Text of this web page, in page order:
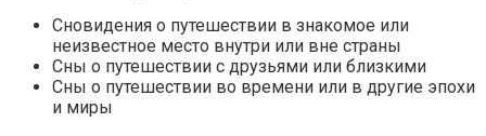
Сновидения о путешествии в знакомое или
неизвестное место внутри или вне страны
Сны о путешествии с друзьями или близкими
Сны о путешествии во времени или в другие эпохи
и миры